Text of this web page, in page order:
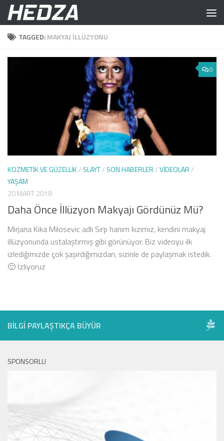
Skip to content
TAGGED:MAKYAJ ILLÜZYONU
0
KOZMETIK VE GÜZELLIK/ SLAYT/ SON HABERLER/VIDEOLAR/
YAŞAM
20 MART 2018
Daha Önce İllüzyon Makyajı Gördünüz Mü?
Mirjana Kika Milosevic adlı Sırp hanım kızımız, kendini makyaj
illüzyonunda ustalaştırmış gibi görünüyor. Biz videoyu ilk
izlediğimizde çok şaşırdığımızdan, sizinle de paylaşmak istedik.
🙂 İzliyoruz
BILGI PAYLAŞTIKÇA BÜYÜR
SPONSORLU